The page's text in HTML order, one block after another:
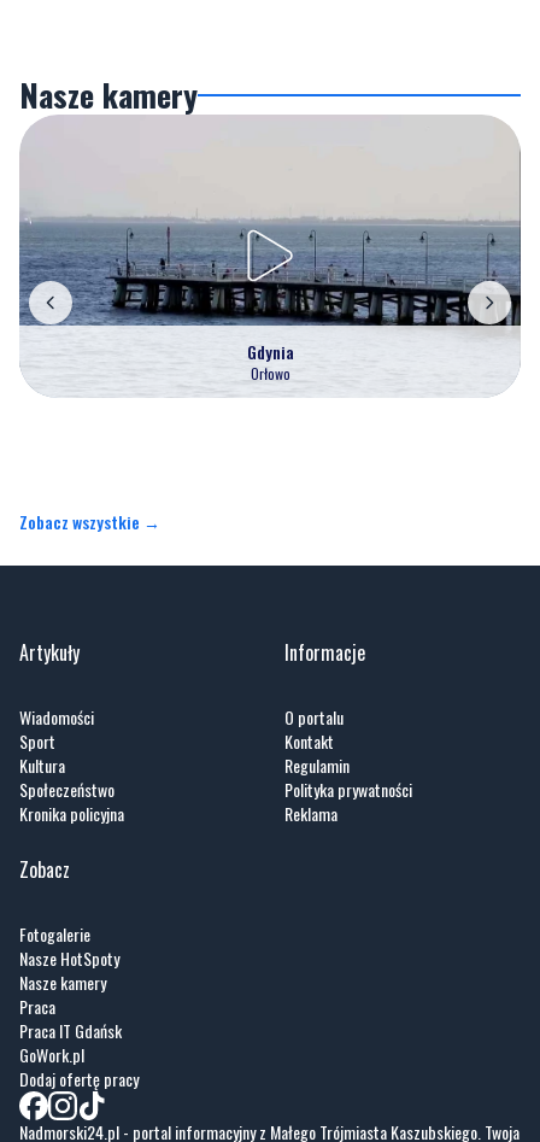
Nasze kamery
Gdynia
Orłowo
Zobacz wszystkie →
Artykuły
Wiadomości
Sport
Kultura
Społeczeństwo
Kronika policyjna
Informacje
O portalu
Kontakt
Regulamin
Polityka prywatności
Reklama
Zobacz
Fotogalerie
Nasze HotSpoty
Nasze kamery
Praca
Praca IT Gdańsk
GoWork.pl
Dodaj ofertę pracy
Nadmorski24.pl - portal informacyjny z Małego Trójmiasta Kaszubskiego. Twoja